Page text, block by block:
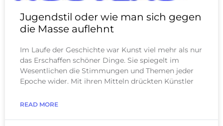
Jugendstil oder wie man sich gegen
die Masse auflehnt
Im Laufe der Geschichte war Kunst viel mehr als nur
das Erschaffen schöner Dinge. Sie spiegelt im
Wesentlichen die Stimmungen und Themen jeder
Epoche wider. Mit ihren Mitteln drückten Künstler
READ MORE